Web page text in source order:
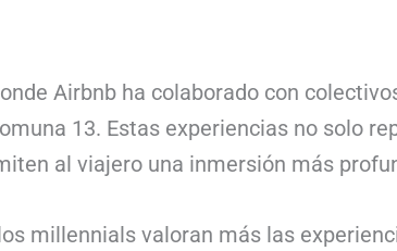
Airbnb ha colaborado con
13. Estas experiencias no solo
al viajero una inmersión más
millennials valoran más las